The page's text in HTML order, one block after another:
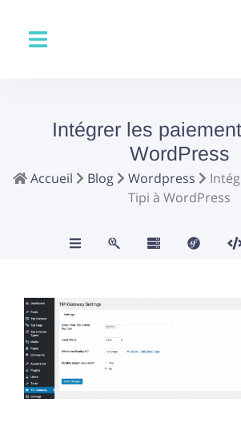
Intégrer les
WordPress
Accueil Blog Wordpress
Tipi à WordPress